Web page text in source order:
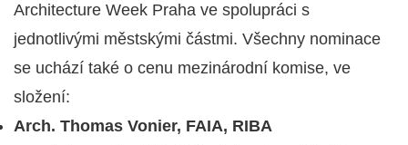
Architecture Week Praha ve spolupráci s
jednotlivými městskými částmi. Všechny nominace
se uchází také o cenu mezinárodní komise, ve
složení:
Arch. Thomas Vonier, FAIA, RIBA